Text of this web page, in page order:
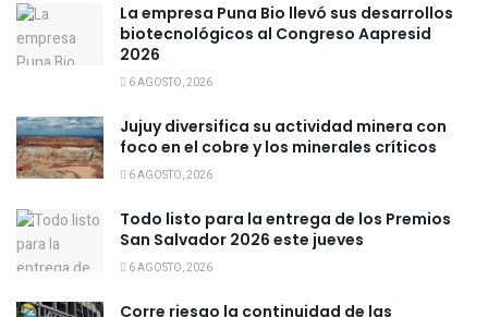
La empresa Puna Bio llevó sus desarrollos
biotecnológicos al Congreso Aapresid
2026
6 AGOSTO, 2026
Jujuy diversifica su actividad minera con
foco en el cobre y los minerales críticos
6 AGOSTO, 2026
Todo listo para la entrega de los Premios
San Salvador 2026 este jueves
6 AGOSTO, 2026
Corre riesgo la continuidad de las